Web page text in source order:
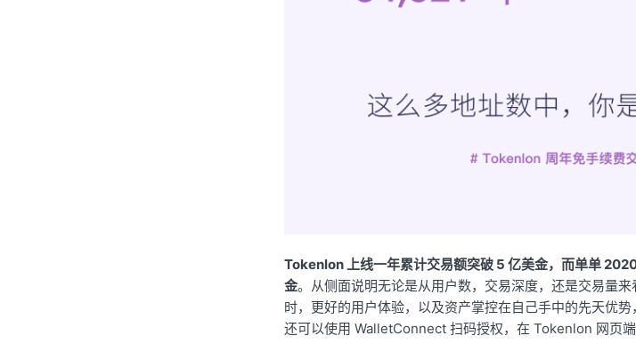
Tokenlon 上线一年累计交易额突破 5 亿美金，而单单
金。从侧面说明无论是从用户数，交易深度，还是交易量
时，更好的用户体验，以及资产掌控在自己手中的先天优
还可以使用 WalletConnect 扫码授权，在 Tokenlon 网页端